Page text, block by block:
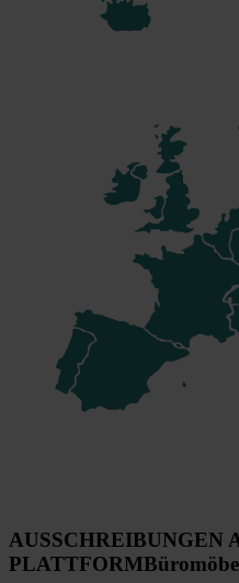
AUSSCHREIBUNGEN
PLATTFORM